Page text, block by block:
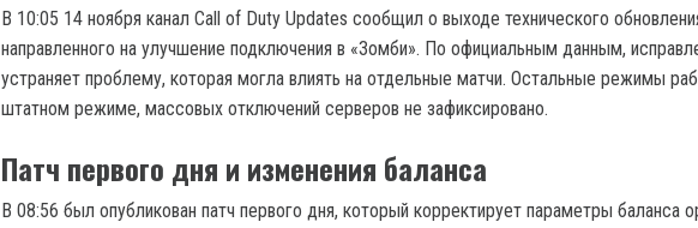
В 10:05 14 ноября канал Call of Duty Updates сообщил о выходе технического
направленного на улучшение подключения в «Зомби». По официальным данным,
устраняет проблему, которая могла влиять на отдельные матчи. Остальные режимы
штатном режиме, массовых отключений серверов не зафиксировано.
Патч первого дня и изменения баланса
В 08:56 был опубликован патч первого дня, который корректирует параметры баланса